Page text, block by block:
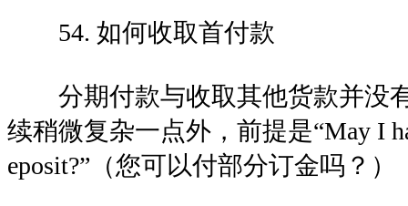
54. 如何收取首付款
分期付款与收取其他货款并没
续稍微复杂一点外，前提是“May I
eposit?”（您可以付部分订金吗？）